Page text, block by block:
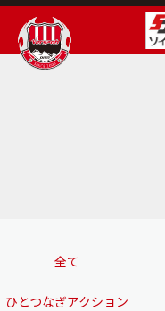
全て
ひとつなぎアクション